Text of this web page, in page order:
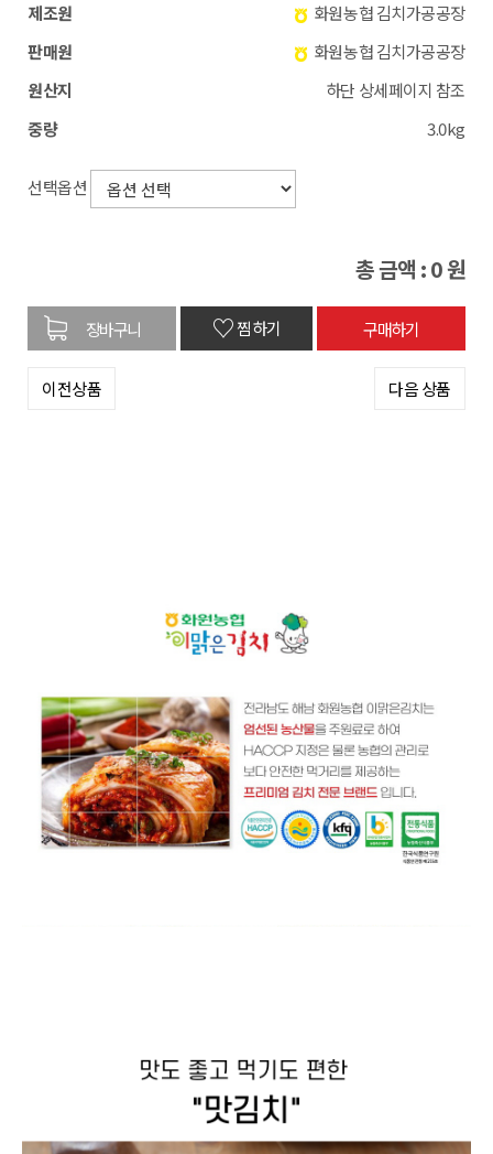
제조원
화원농협 김치가공공장
판매원
화원농협 김치가공공장
원산지
하단 상세페이지 참조
중량
3.0kg
선택옵션
총 금액 :0원
♡찜하기
이전상품 다음 상품